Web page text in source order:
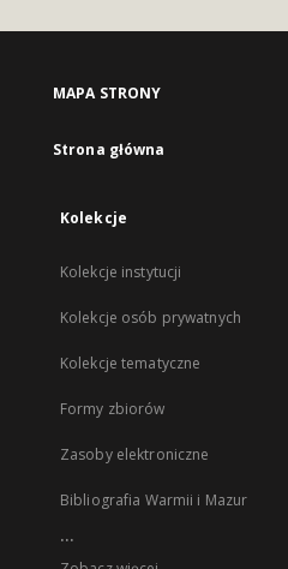
MAPA STRONY
Strona główna
Kolekcje
Kolekcje instytucji
Kolekcje osób prywatnych
Kolekcje tematyczne
Formy zbiorów
Zasoby elektroniczne
Bibliografia Warmii i Mazur
...